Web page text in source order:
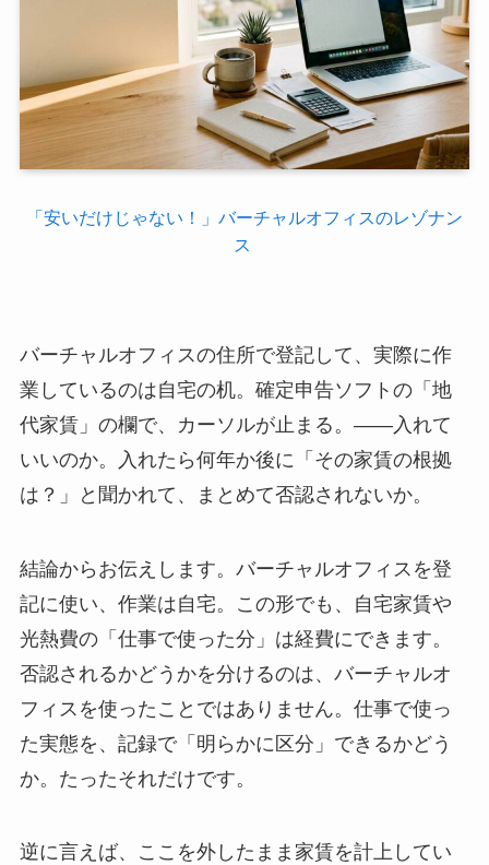
「安いだけじゃない！」バーチャルオフィスのレゾナン
ス
バーチャルオフィスの住所で登記して、実際に作
業しているのは自宅の机。確定申告ソフトの「地
代家賃」の欄で、カーソルが止まる。——入れて
いいのか。入れたら何年か後に「その家賃の根拠
は？」と聞かれて、まとめて否認されないか。
結論からお伝えします。バーチャルオフィスを登
記に使い、作業は自宅。この形でも、自宅家賃や
光熱費の「仕事で使った分」は経費にできます。
否認されるかどうかを分けるのは、バーチャルオ
フィスを使ったことではありません。仕事で使っ
た実態を、記録で「明らかに区分」できるかどう
か。たったそれだけです。
逆に言えば、ここを外したまま家賃を計上してい